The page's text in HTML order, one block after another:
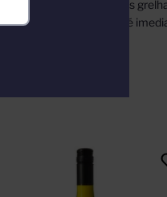
frutos do mar, peixes
fermentação, o vinho é